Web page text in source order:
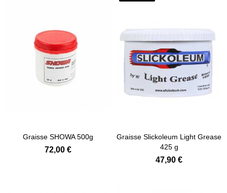
Graisse SHOWA 500g
72,00 €
Graisse Slickoleum Light Grease
425 g
47,90 €